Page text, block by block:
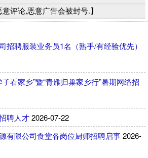
评论,恶意广告会被封号.】
招聘服装业务员1名（熟手/有经验优先）
看家乡”暨“青雁归巢家乡行”暑期网络招
聘人才2026-07-22
有限公司食堂各岗位厨师招聘启事2026-